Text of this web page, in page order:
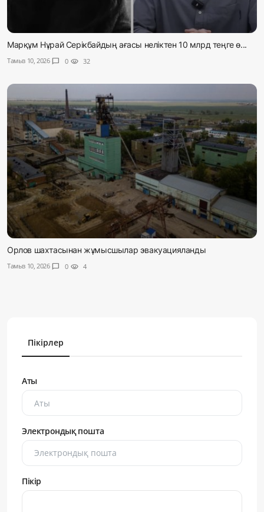
Марқұм Нұрай Серікбайдың ағасы неліктен 10 млрд теңге ө...
Тамыз 10, 2026 chat_bubble 0 visibility 32
Орлов шахтасынан жұмысшылар эвакуацияланды
Тамыз 10, 2026 chat_bubble 0 visibility 4
Пікірлер
Аты
Электрондық пошта
Пікір